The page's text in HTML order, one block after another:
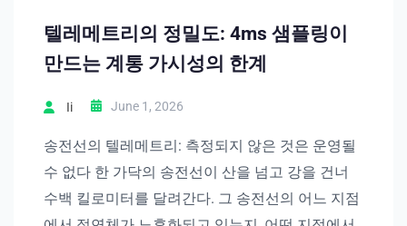
텔레메트리의 정밀도: 4ms 샘플링이
만드는 계통 가시성의 한계
Ii June 1, 2026
송전선의 텔레메트리: 측정되지 않은 것은 운영될
수 없다 한 가닥의 송전선이 산을 넘고 강을 건너
수백 킬로미터를 달려간다. 그 송전선의 어느 지점